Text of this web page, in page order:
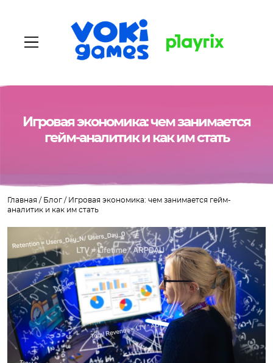
Главная
Вакансии
Блог
Контакты
Медиа
RU
Игровая экономика: чем занимается
гейм-аналитик и как им стать
Главная / Блог / Игровая экономика: чем занимается гейм-
аналитик и как им стать